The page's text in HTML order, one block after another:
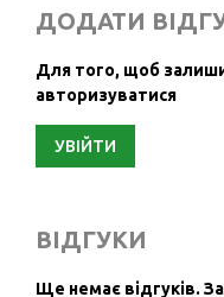
ДОДАТИ
Для того, щоб
авторизуватися
УВІЙТИ
ВІДГУКИ
Ще немає відгуків.